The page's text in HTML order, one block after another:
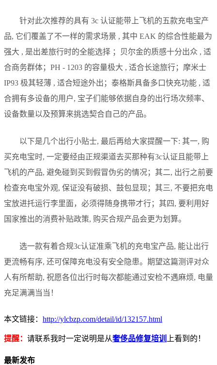
针对此次推荐的具有 3c 认证能带上飞机的五款充电宝产
品, 它们覆盖了不一样的需求场景 , 其中 EAK 的综合性能最为
强大 , 是出差旅行时的全能选择 ；贝尔金的质感十分出众 , 适
合商务群体；PH - 1203 的容量极大 , 适合长途旅行；摩米士
IP93 极其轻薄 , 适合短途外出；泰格斯具备多口快充功能 , 适
合拥有多设备的用户, 宝子们能够依据自身的出行场次频率、
设备数量以及预算来挑选契合自己的产品。
以下是几个出行小贴士, 最后再给大家提醒一下: 其一, 购
买充电宝时, 一定要经由正规渠道去买那种有3c认证且能带上
飞机的产品, 避免碰到买到假冒伪劣的情况；其二, 出行之前要
检查充电宝外观, 保证没有破损、鼓包显现；其三, 不要把充电
宝放进托运行李里面，必须得随身携带才行；其四, 要利用好
国家推出的消费补贴政策, 购买合规产品会更为划算。
选一款有着合规3c认证准乘飞机的充电宝产品, 能让出行
更流畅有序, 还可保障充电没有安全隐患。期望这篇测评对众
人有所帮助, 祝愿各位出行时每次都能通过安检不遇麻烦, 电量
充足满满当当！
本文链接： http://ylcbzp.com/detail/id/132157.html
提醒： 请联系我时一定说明是从奢侈品修复培训 上看到的！
最新发布